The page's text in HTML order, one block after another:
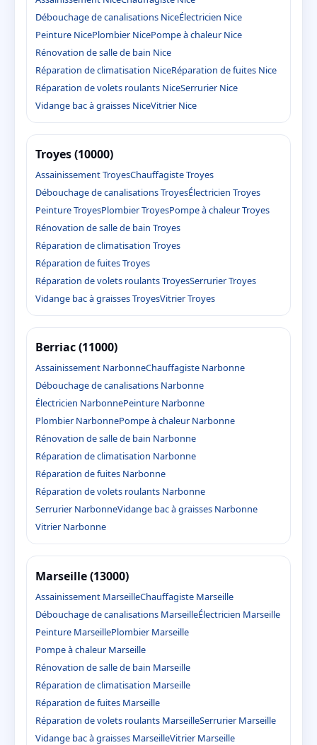
Débouchage de canalisations NiceÉlectricien Nice
Peinture NicePlombier NicePompe à chaleur Nice
Rénovation de salle de bain Nice
Réparation de climatisation NiceRéparation de fuites Nice
Réparation de volets roulants NiceSerrurier Nice
Vidange bac à graisses NiceVitrier Nice
Troyes (10000)
Assainissement TroyesChauffagiste Troyes
Débouchage de canalisations TroyesÉlectricien Troyes
Peinture TroyesPlombier TroyesPompe à chaleur Troyes
Rénovation de salle de bain Troyes
Réparation de climatisation Troyes
Réparation de fuites Troyes
Réparation de volets roulants TroyesSerrurier Troyes
Vidange bac à graisses TroyesVitrier Troyes
Berriac (11000)
Assainissement NarbonneChauffagiste Narbonne
Débouchage de canalisations Narbonne
Électricien NarbonnePeinture Narbonne
Plombier NarbonnePompe à chaleur Narbonne
Rénovation de salle de bain Narbonne
Réparation de climatisation Narbonne
Réparation de fuites Narbonne
Réparation de volets roulants Narbonne
Serrurier NarbonneVidange bac à graisses Narbonne
Vitrier Narbonne
Marseille (13000)
Assainissement MarseilleChauffagiste Marseille
Débouchage de canalisations MarseilleÉlectricien Marseille
Peinture MarseillePlombier Marseille
Pompe à chaleur Marseille
Rénovation de salle de bain Marseille
Réparation de climatisation Marseille
Réparation de fuites Marseille
Réparation de volets roulants MarseilleSerrurier Marseille
Vidange bac à graisses MarseilleVitrier Marseille